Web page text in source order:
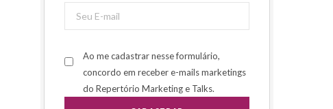
Ao me cadastrar nesse formulário,
concordo em receber e-mails marketings
do Repertório Marketing e Talks.